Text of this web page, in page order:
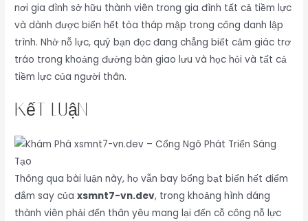
nơi gia đình sở hữu thành viên trong gia đình tất cả tiềm lực
và dành được biển hết tòa tháp mập trong công danh lập
trình. Nhờ nỗ lực, quý bạn đọc đang chẳng biết cảm giác trơ
tráo trong khoảng đường bàn giao lưu và học hỏi và tất cả
tiềm lực của người thân.
kết luận
Thông qua bài luận này, họ vẫn bay bổng bạt biển hết điểm
đắm say củaxsmnt7-vn.dev, trong khoảng hình dáng
thành viên phải đến thân yêu mang lại đến cỗ công nỗ lực